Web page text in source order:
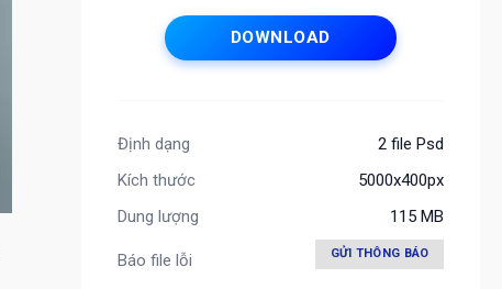
DOWNLOAD
Định dạng
2 file Psd
Kích thước
5000x400px
Dung lượng
115 MB
Báo file lỗi GỬI THÔNG BÁO